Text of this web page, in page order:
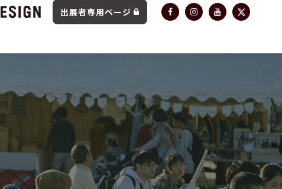
出展者専用ページ